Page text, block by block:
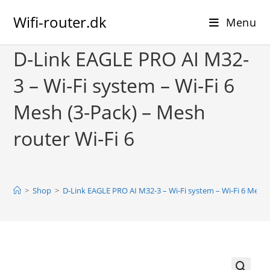
Wifi-router.dk Menu
D-Link EAGLE PRO AI M32-
3 – Wi-Fi system – Wi-Fi 6
Mesh (3-Pack) – Mesh
router Wi-Fi 6
> Shop > D-Link EAGLE PRO AI M32-3 – Wi-Fi system – Wi-Fi 6